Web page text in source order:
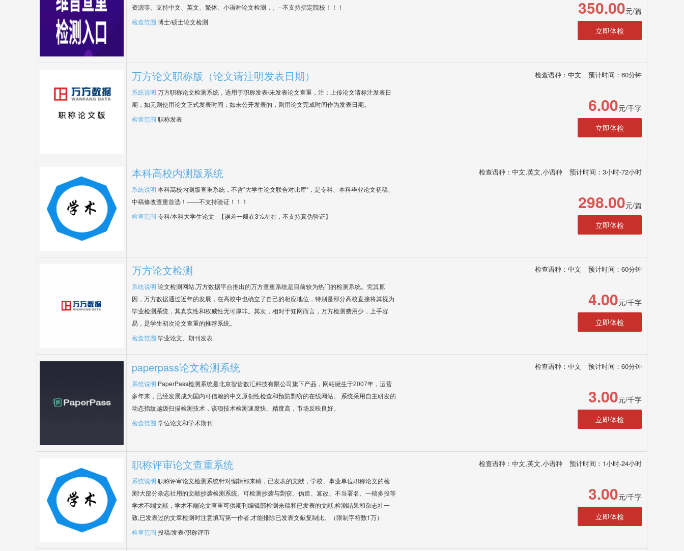
资源等。支持中文、英文、繁体、小语种论文检测，。--不支持指定院校！！！
检查范围 博士/硕士论文检测
350.00元/篇
立即体检
万方论文职称版（论文请注明发表日期） 检查语种：中文 预计时间：60分钟
系统说明 万方职称论文检测系统，适用于职称发表/未发表论文查重，注：上传论文请标注发表日
期，如无则使用论文正式发表时间；如未公开发表的，则用论文完成时间作为发表日期。
检查范围 职称发表
6.00元/千字
立即体检
本科高校内测版系统 检查语种：中文,英文,小语种 预计时间：3小时-72小时
系统说明 本科高校内测版查重系统，不含”大学生论文联合对比库“，是专科、本科毕业论文初稿、
中稿修改查重首选！——不支持验证！！！
检查范围 专科/本科大学生论文--【误差一般在3%左右，不支持真伪验证】
298.00元/篇
立即体检
万方论文检测 检查语种：中文 预计时间：60分钟
系统说明 论文检测网站,万方数据平台推出的万方查重系统是目前较为热门的检测系统。究其原
因，万方数据通过近年的发展，在高校中也确立了自己的相应地位，特别是部分高校直接将其视为
毕业检测系统，其真实性和权威性无可厚非。其次，相对于知网而言，万方检测费用少，上手容
易，是学生初次论文查重的推荐系统。
检查范围 毕业论文、期刊发表
4.00元/千字
立即体检
paperpass论文检测系统 检查语种：中文 预计时间：60分钟
系统说明 PaperPass检测系统是北京智齿数汇科技有限公司旗下产品，网站诞生于2007年，运营
多年来，已经发展成为国内可信赖的中文原创性检查和预防剽窃的在线网站。 系统采用自主研发的
动态指纹越级扫描检测技术，该项技术检测速度快、精度高，市场反映良好。
检查范围 学位论文和学术期刊
3.00元/千字
立即体检
职称评审论文查重系统 检查语种：中文,英文,小语种 预计时间：1小时-24小时
系统说明 职称评审论文检测系统针对编辑部来稿，已发表的文献，学校、事业单位职称论文的检
测!大部分杂志社用的文献抄袭检测系统。可检测抄袭与剽窃、伪造、篡改、不当署名、一稿多投等
学术不端文献，学术不端论文查重可供期刊编辑部检测来稿和已发表的文献,检测结果和杂志社一
致,已发表过的文章检测时注意填写第一作者,才能排除已发表文献复制比。（限制字符数1万）
检查范围 投稿/发表/职称评审
3.00元/千字
立即体检